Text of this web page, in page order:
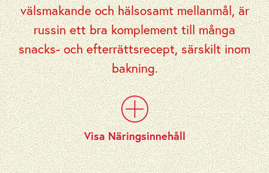
välsmakande och hälsosamt mellanmål, är
russin ett bra komplement till många
snacks- och efterrättsrecept, särskilt inom
bakning.
Visa Näringsinnehåll